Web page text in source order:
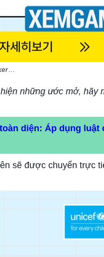
…
những ước mở, hãy
diện: Áp dụng
sẽ được chuyển trực